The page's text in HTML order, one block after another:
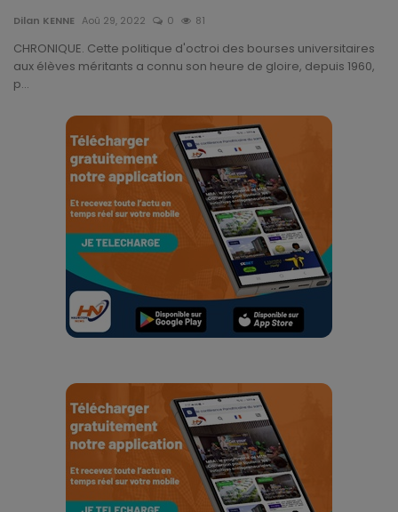
Motivation
Articles Sponsorisés
Education
Économie
Dilan KENNE Aoû 29, 2022 0 81
CHRONIQUE. Cette politique d'octroi des bourses universitaires
aux élèves méritants a connu son heure de gloire, depuis 1960,
p...